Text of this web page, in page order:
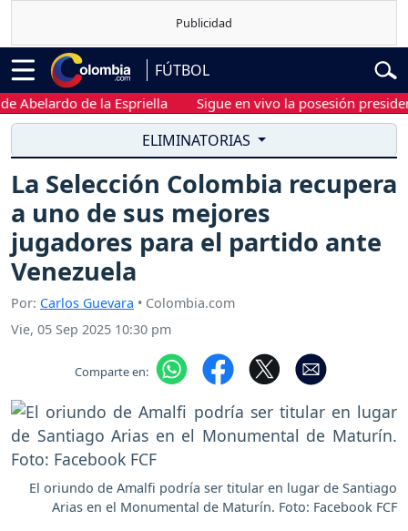
FÚTBOL
de la Espriella Sigue en vivo la posesión
ELIMINATORIAS
La Selección Colombia recupera
a uno de sus mejores
jugadores para el partido ante
Venezuela
Por: Carlos Guevara • Colombia.com
Vie, 05 Sep 2025 10:30 pm
Comparte en:
El oriundo de Amalfi podría ser titular en lugar de Santiago
Arias en el Monumental de Maturín. Foto: Facebook FCF